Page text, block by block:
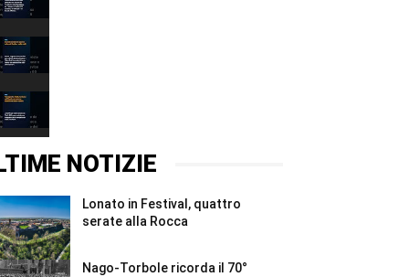
nelle
valli
Garda:
presenze
ma
meno
valore
#Shorts
NOTIZIE
Lonato in Festival, quattro
serate alla Rocca
Nago-Torbole ricorda il 70°